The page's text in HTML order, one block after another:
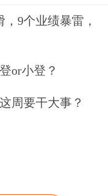
《浪浪山小
占比较高。朱
影片成功的
望进入爆发
9个业绩暴雷，
or小登？
周要干大事？